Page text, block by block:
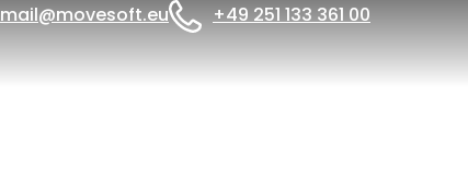
mail@movesoft.eu +49 251 133 361 00